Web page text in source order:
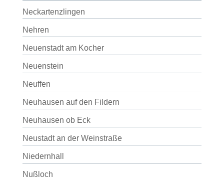
Neckartenzlingen
Nehren
Neuenstadt am Kocher
Neuenstein
Neuffen
Neuhausen auf den Fildern
Neuhausen ob Eck
Neustadt an der Weinstraße
Niedernhall
Nußloch